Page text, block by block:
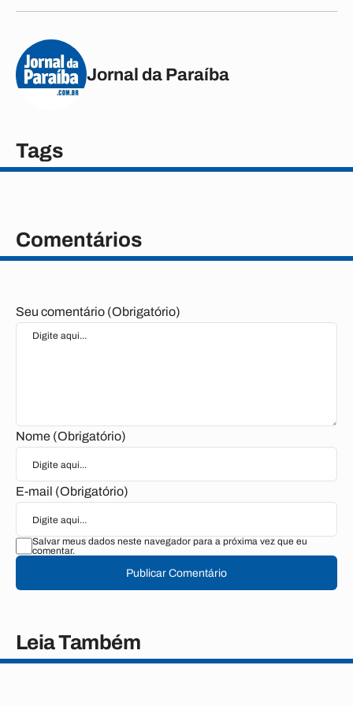
Jornal da Paraíba
Tags
Comentários
Seu comentário (Obrigatório)
Nome (Obrigatório)
E-mail (Obrigatório)
Salvar meus dados neste navegador para a próxima vez que eu
comentar.
Publicar Comentário
Leia Também